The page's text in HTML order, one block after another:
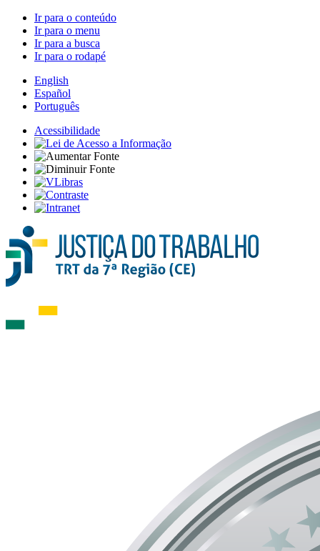
Ir para o conteúdo
Ir para o menu
Ir para a busca
Ir para o rodapé
English
Español
Português
Acessibilidade